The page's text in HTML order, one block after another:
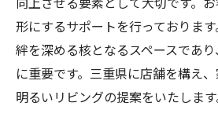
向上させる要素として大切です。
形にするサポートを行っておりま
絆を深める核となるスペースであ
に重要です。三重県に店舗を構え
明るいリビングの提案をいたします